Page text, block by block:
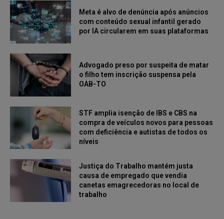
Meta é alvo de denúncia após anúncios
com conteúdo sexual infantil gerado
por IA circularem em suas plataformas
Advogado preso por suspeita de matar
o filho tem inscrição suspensa pela
OAB-TO
STF amplia isenção de IBS e CBS na
compra de veículos novos para pessoas
com deficiência e autistas de todos os
níveis
Justiça do Trabalho mantém justa
causa de empregado que vendia
canetas emagrecedoras no local de
trabalho